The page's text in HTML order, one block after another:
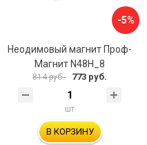
-5%
Неодимовый магнит Проф-
Магнит N48H_8
814 руб. 773 руб.
шт
В КОРЗИНУ